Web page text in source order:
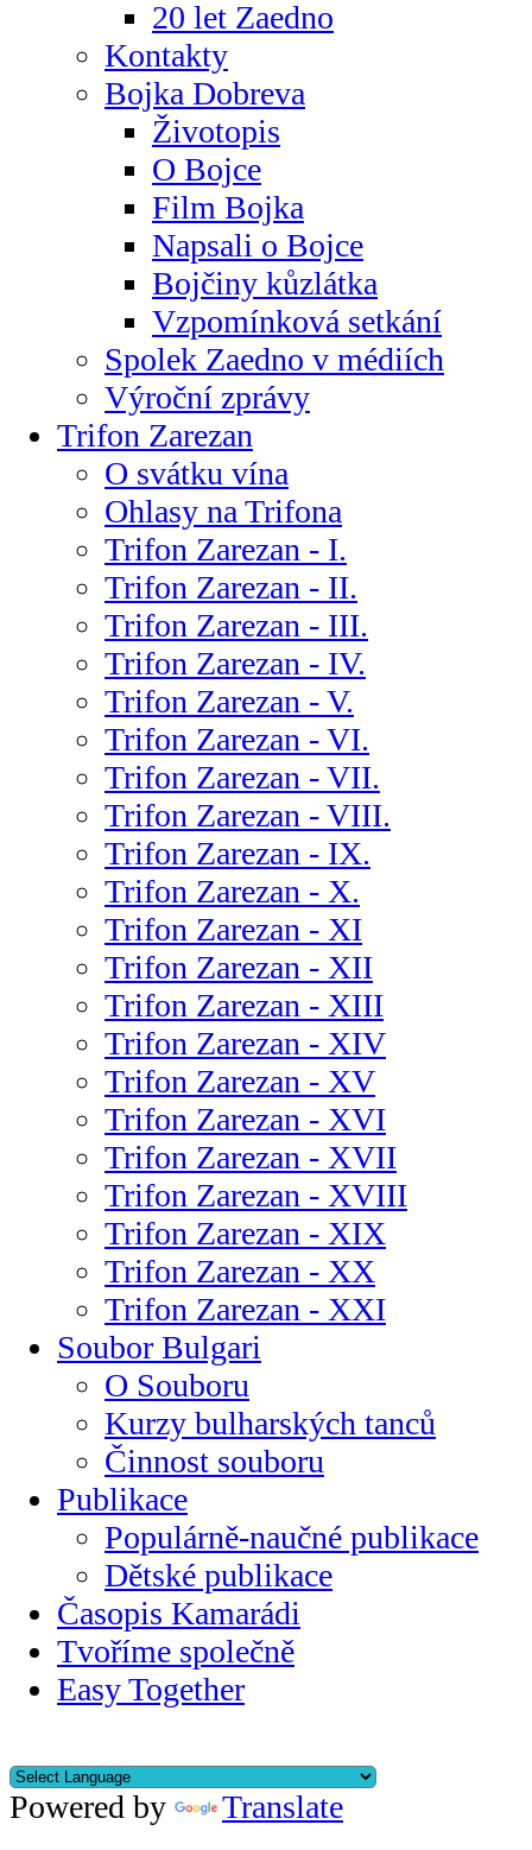
20 let Zaedno
Kontakty
Bojka Dobreva
Životopis
O Bojce
Film Bojka
Napsali o Bojce
Bojčiny kůzlátka
Vzpomínková setkání
Spolek Zaedno v médiích
Výroční zprávy
Trifon Zarezan
O svátku vína
Ohlasy na Trifona
Trifon Zarezan - I.
Trifon Zarezan - II.
Trifon Zarezan - III.
Trifon Zarezan - IV.
Trifon Zarezan - V.
Trifon Zarezan - VI.
Trifon Zarezan - VII.
Trifon Zarezan - VIII.
Trifon Zarezan - IX.
Trifon Zarezan - X.
Trifon Zarezan - XI
Trifon Zarezan - XII
Trifon Zarezan - XIII
Trifon Zarezan - XIV
Trifon Zarezan - XV
Trifon Zarezan - XVI
Trifon Zarezan - XVII
Trifon Zarezan - XVIII
Trifon Zarezan - XIX
Trifon Zarezan - XX
Trifon Zarezan - XXI
Soubor Bulgari
O Souboru
Kurzy bulharských tanců
Činnost souboru
Publikace
Populárně-naučné publikace
Dětské publikace
Časopis Kamarádi
Tvoříme společně
Easy Together
Powered by
Translate